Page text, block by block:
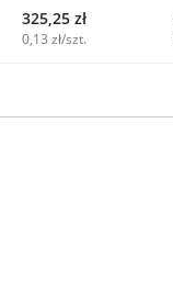
325,25 zł
0,13 zł/szt.